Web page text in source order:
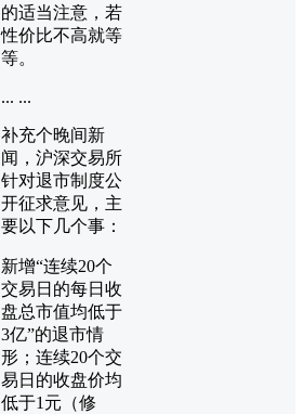
的适当注意，若
性价比不高就等
等。
... ...
补充个晚间新
闻，沪深交易所
针对退市制度公
开征求意见，主
要以下几个事：
新增“连续20个
交易日的每日收
盘总市值均低于
3亿”的退市情
形；连续20个交
易日的收盘价均
低于1元（修